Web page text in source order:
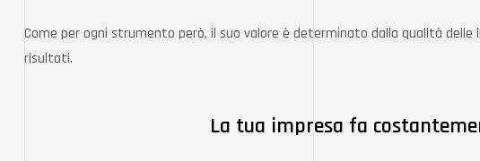
Come per ogni strumento però, il suo valore è determinato dalla qualità
risultati.
La tua impresa fa